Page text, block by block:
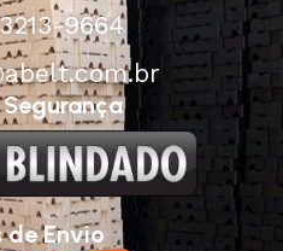
9664
de Envio